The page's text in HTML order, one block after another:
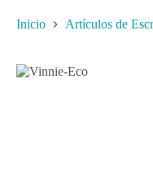
Inicio Artículos de